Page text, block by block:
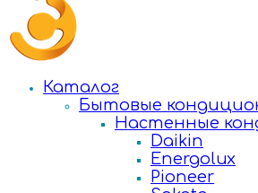
Каталог
Бытовые
Настенные
Daikin
Energolux
Pioneer